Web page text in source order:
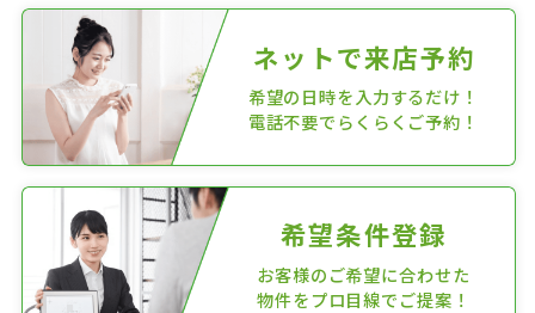
ネットで来店予約
希望の日時を入力するだけ！
電話不要でらくらくご予約！
希望条件登録
お客様のご希望に合わせた
物件をプロ目線でご提案！